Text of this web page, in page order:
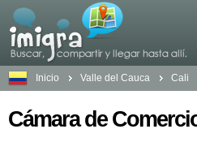
Inicio Valle del Cauca Cali
Cámara de